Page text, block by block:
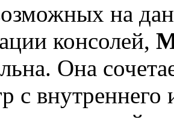
на
консолей,
Она
с